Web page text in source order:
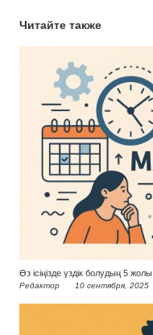
Читайте также
Өз ісіңізде үздік болудың 5 жолы
Редактор 10 сентября, 2025